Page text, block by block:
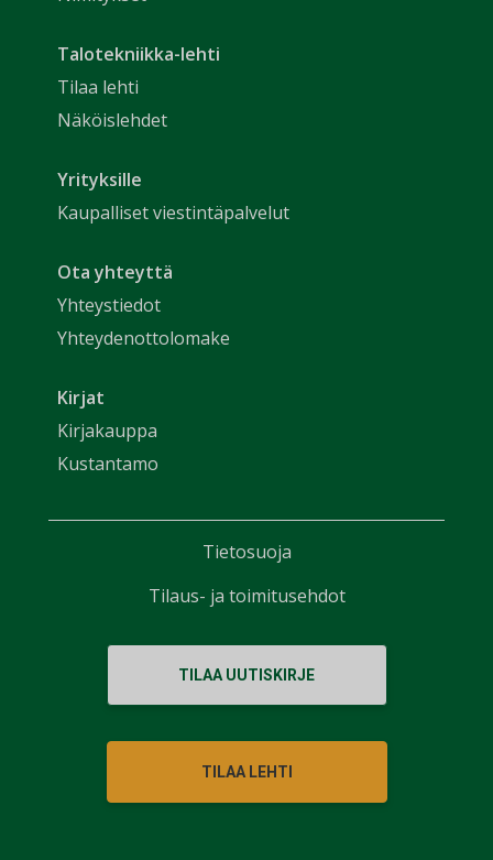
Talotekniikka-lehti
Tilaa lehti
Näköislehdet
Yrityksille
Kaupalliset viestintäpalvelut
Ota yhteyttä
Yhteystiedot
Yhteydenottolomake
Kirjat
Kirjakauppa
Kustantamo
TILAA UUTISKIRJE
TILAA LEHTI
Tietosuoja
Tilaus- ja toimitusehdot